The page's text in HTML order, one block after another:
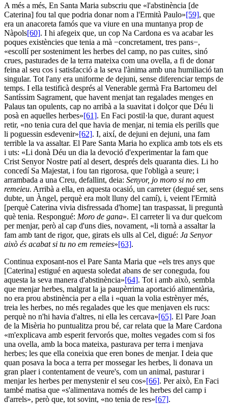
A més a més, En Santa Maria subscriu que «l'abstinència [de
Caterina] fou tal que podria donar nom a l'Ermità Paulo»[59], que
era un anacoreta famós que va viure en una muntanya prop de
Nàpols[60]. I hi afegeix que, un cop Na Cardona es va acabar les
poques existències que tenia a mà −concretament, tres pans−,
«escollí per sosteniment les herbes del camp, no pas cuites, sinó
crues, pasturades de la terra mateixa com una ovella, a fi de donar
feina al seu cos i satisfacció a la seva l'ànima amb una humiliació tan
singular. Tot l'any era uniforme de dejuni, sense diferenciar temps de
temps. I ella testificà després al Venerable germà Fra Bartomeu del
Santíssim Sagrament, que havent menjat tan regalades menges en
Palaus tan opulents, cap no arribà a la suavitat i dolçor que Déu li
posà en aquelles herbes»[61]. En Faci postil·la que, durant aquest
retir, «no tenia cura del que havia de menjar, ni temia els perills que
li poguessin esdevenir»[62]. I, així, de dejuni en dejuni, una fam
terrible la va assaltar. El Pare Santa Maria ho explica amb tots els ets
i uts: «Li donà Déu un dia la devoció d'experimentar la fam que
Crist Senyor Nostre patí al desert, després dels quaranta dies. Li ho
concedí Sa Majestat, i fou tan rigorosa, que l'obligà a seure; i
arrambada a una Creu, defallint, deia: Senyor, jo moro si no em
remeieu. Arribà a ella, en aquesta ocasió, un carreter (degué ser, sens
dubte, un Àngel, perquè era molt lluny del camí), i, veient l'Ermità
[perquè Caterina vivia disfressada d'home] tan traspassat, li preguntà
què tenia. Respongué: Moro de gana». El carreter li va dur quelcom
per menjar, però al cap d'uns dies, novament, «li tornà a assaltar la
fam amb tant de rigor, que, girats els ulls al Cel, digué: Ja Senyor
això és acabat si tu no em remeies»[63].
Continua exposant-nos el Pare Santa Maria que «els tres anys que
[Caterina] estigué en aquesta soledat abans de ser coneguda, fou
aquesta la seva manera d'abstinència»[64]. Tot i amb això, sembla
que menjar herbes, malgrat la ja paupèrrima aportació alimentària,
no era prou abstinència per a ella i «quan la volia estrènyer més,
treia les herbes, no més regalades que les que menjaven els rucs:
perquè no n'hi havia d'altres, ni ella les cercava»[65]. El Pare Joan
de la Misèria ho puntualitza prou bé, car relata que la Mare Cardona
«m'explicava amb esperit fervorós que, moltes vegades com si fos
una ovella, amb la boca mateixa, pasturava per terra i menjava
herbes; les que ella coneixia que eren bones de menjar. I deia que
quan posava la boca a terra per mossegar les herbes, li donava un
gran plaer i contentament de veure's, com un animal, pasturar i
menjar les herbes per menystenir el seu cos»[66]. Per això, En Faci
també matisa que «s'alimentava només de les herbes del camp i
d'arrels», però que, tot sovint, «no tenia de res»[67].